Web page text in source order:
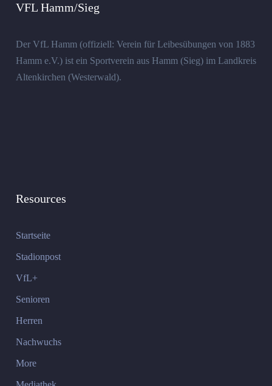
VFL Hamm/Sieg
Der VfL Hamm (offiziell: Verein für Leibesübungen von 1883
Hamm e.V.) ist ein Sportverein aus Hamm (Sieg) im Landkreis
Altenkirchen (Westerwald).
Resources
Startseite
Stadionpost
VfL+
Senioren
Herren
Nachwuchs
More